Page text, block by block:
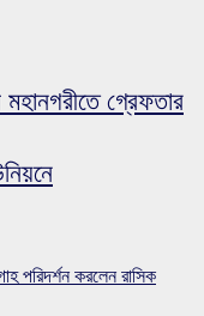
মহানগরীতে গ্রেফতার
পরিদর্শন করলেন রাসিক